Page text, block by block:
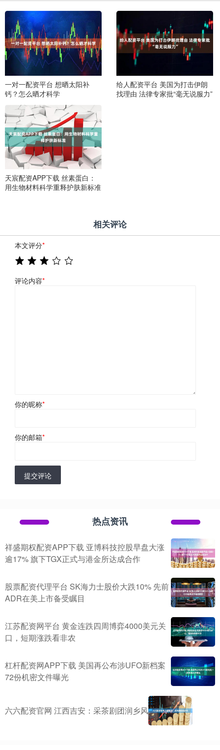
一对一配资平台 想晒太阳补
钙？怎么晒才科学
给人配资平台 美国为打击伊朗
找理由 法律专家批“毫无说服力”
天宸配资APP下载 丝素蛋白：
用生物材料科学重释护肤新标准
相关评论
本文评分*
评论内容*
你的昵称*
你的邮箱*
提交评论
热点资讯
祥盛期权配资APP下载 亚博科技控股早盘大涨
逾17% 旗下TGX正式与港金所达成合作
股票配资代理平台 SK海力士股价大跌10% 先前
ADR在美上市备受瞩目
江苏配资网平台 黄金连跌四周博弈4000美元关
口，短期涨跌看非农
杠杆配资网APP下载 美国再公布涉UFO新档案
72份机密文件曝光
六六配资官网 江西吉安：采茶剧团润乡风